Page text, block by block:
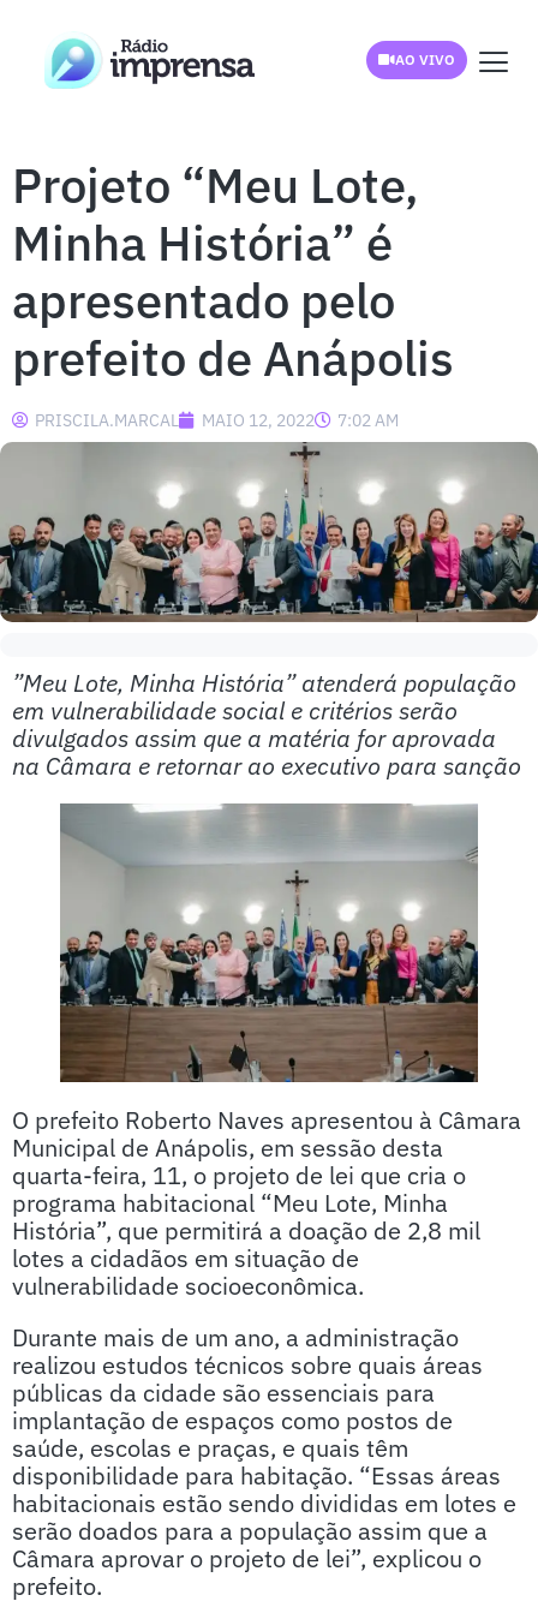
AO VIVO
Projeto “Meu Lote,
Minha História” é
apresentado pelo
prefeito de Anápolis
PRISCILA.MARCAL MAIO 12, 2022 7:02 AM
”Meu Lote, Minha História” atenderá população
em vulnerabilidade social e critérios serão
divulgados assim que a matéria for aprovada
na Câmara e retornar ao executivo para sanção
O prefeito Roberto Naves apresentou à Câmara
Municipal de Anápolis, em sessão desta
quarta-feira, 11, o projeto de lei que cria o
programa habitacional “Meu Lote, Minha
História”, que permitirá a doação de 2,8 mil
lotes a cidadãos em situação de
vulnerabilidade socioeconômica.
Durante mais de um ano, a administração
realizou estudos técnicos sobre quais áreas
públicas da cidade são essenciais para
implantação de espaços como postos de
saúde, escolas e praças, e quais têm
disponibilidade para habitação. “Essas áreas
habitacionais estão sendo divididas em lotes e
serão doados para a população assim que a
Câmara aprovar o projeto de lei”, explicou o
prefeito.